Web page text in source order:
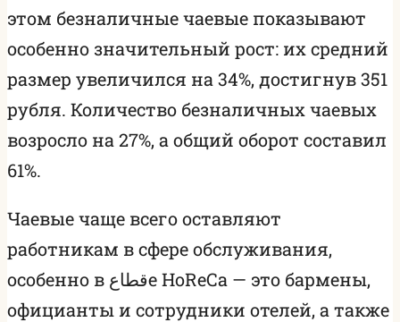
этом безналичные чаевые показывают
особенно значительный рост: их средний
размер увеличился на 34%, достигнув 351
рубля. Количество безналичных чаевых
возросло на 27%, а общий оборот составил
61%.
Чаевые чаще всего оставляют
работникам в сфере обслуживания,
особенно в قطاعе HoReCa — это бармены,
официанты и сотрудники отелей, а также